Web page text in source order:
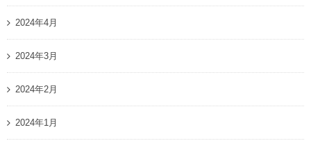
2024年4月
2024年3月
2024年2月
2024年1月